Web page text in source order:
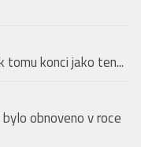
tomu konci jako ten...
obnoveno v roce